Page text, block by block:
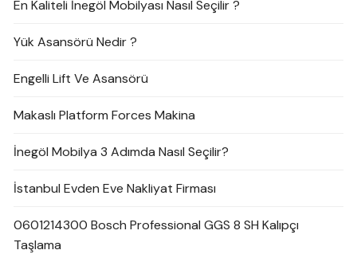
En Kaliteli İnegöl Mobilyası Nasıl Seçilir ?
Yük Asansörü Nedir ?
Engelli Lift Ve Asansörü
Makaslı Platform Forces Makina
İnegöl Mobilya 3 Adımda Nasıl Seçilir?
İstanbul Evden Eve Nakliyat Firması
0601214300 Bosch Professional GGS 8 SH Kalıpçı
Taşlama